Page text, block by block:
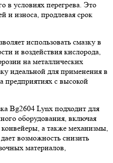
в условиях перегрева. Это
и износа, продлевая срок
использовать смазку в
и воздействия кислорода,
на металлических
идеальной для применения в
с высокой
Bg2604 Lynx подходит для
оборудования, включая
а также механизмы,
возможность снизить
материалов,